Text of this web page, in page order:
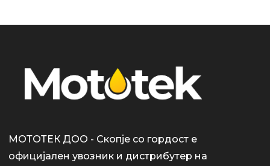
МОТОТЕК ДОО - Скопје со гордост е
официјален увозник и дистрибутер на